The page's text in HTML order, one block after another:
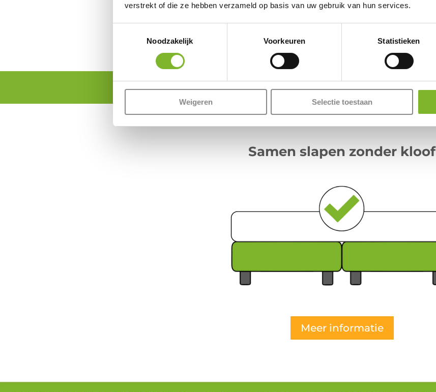
verstrekt of die ze hebben verzameld op basis van uw gebruik van hun services.
Noodzakelijk
Voorkeuren Statistieken
Weigeren Selectie toestaan
Samen slapen zonder kloof
Meer informatie